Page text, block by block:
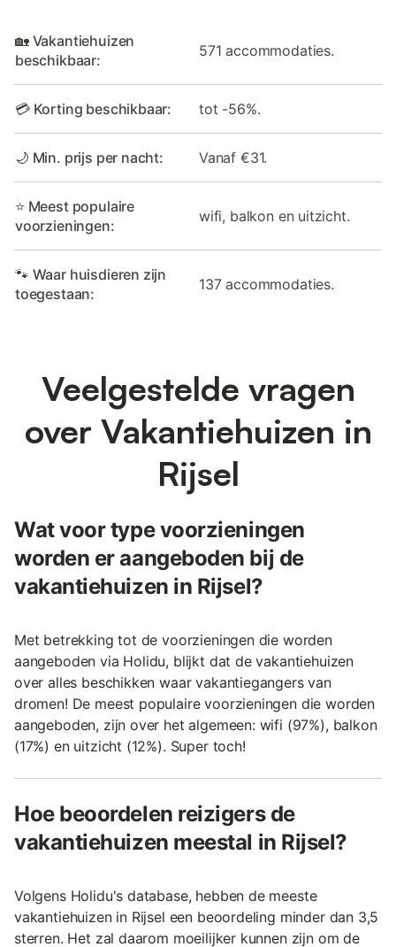
🏡 Vakantiehuizen
beschikbaar:
571 accommodaties.
💳 Korting beschikbaar: tot -56%.
🌙 Min. prijs per nacht: Vanaf €31.
⭐ Meest populaire
voorzieningen:
wifi, balkon en uitzicht.
🐾 Waar huisdieren zijn
toegestaan:
137 accommodaties.
Veelgestelde vragen
over Vakantiehuizen in
Rijsel
Wat voor type voorzieningen
worden er aangeboden bij de
vakantiehuizen in Rijsel?
Met betrekking tot de voorzieningen die worden
aangeboden via Holidu, blijkt dat de vakantiehuizen
over alles beschikken waar vakantiegangers van
dromen! De meest populaire voorzieningen die worden
aangeboden, zijn over het algemeen: wifi (97%), balkon
(17%) en uitzicht (12%). Super toch!
Hoe beoordelen reizigers de
vakantiehuizen meestal in Rijsel?
Volgens Holidu's database, hebben de meeste
vakantiehuizen in Rijsel een beoordeling minder dan 3,5
sterren. Het zal daarom moeilijker kunnen zijn om de